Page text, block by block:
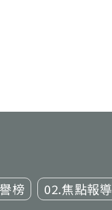
榜
02.焦點報導